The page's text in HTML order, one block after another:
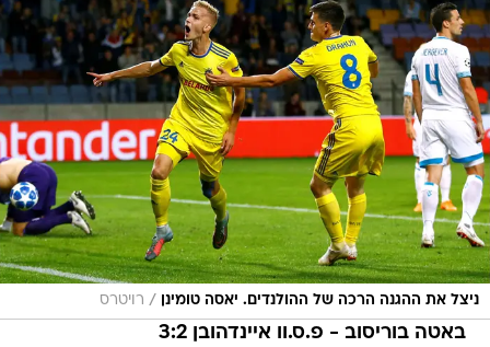
ניצל את ההגנה הרכה של ההולנדים. יאסה טומינן / רויטרס
באטה בוריסוב - פ.ס.וו איינדהובן 3:2